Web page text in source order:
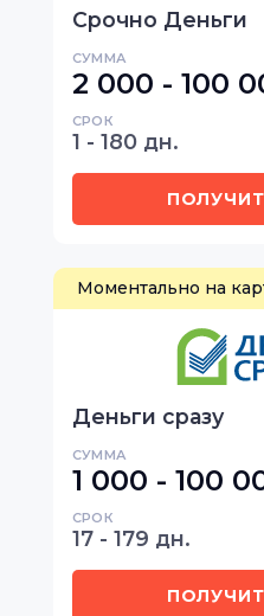
Срочно Деньги
СУММА
2 000 - 100
СРОК
1 - 180 дн.
Моментально на
Деньги сразу
СУММА
1 000 - 100
СРОК
17 - 179 дн.